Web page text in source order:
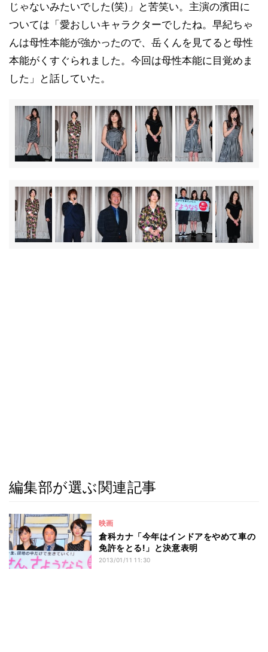
じゃないみたいでした(笑)」と苦笑い。主演の濱田に
ついては「愛おしいキャラクターでしたね。早紀ちゃ
んは母性本能が強かったので、岳くんを見てると母性
本能がくすぐられました。今回は母性本能に目覚めま
した」と話していた。
編集部が選ぶ関連記事
映画
倉科カナ「今年はインドアをやめて車の
免許をとる!」と決意表明
2013/01/11 11:30